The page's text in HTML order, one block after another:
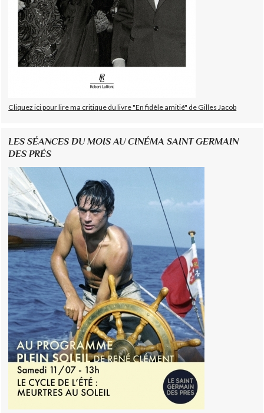
Cliquez ici pour lire ma critique du livre "En fidèle amitié" de Gilles Jacob
LES SÉANCES DU MOIS AU CINÉMA SAINT GERMAIN
DES PRÉS